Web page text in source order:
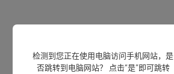
检测到您正在使用电脑访问手机网站，是
否跳转到电脑网站？ 点击“是”即可跳转